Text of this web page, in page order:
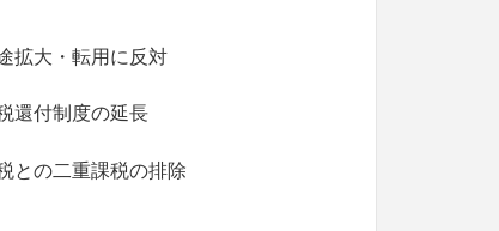
拡大・転用に反対
還付制度の延長
との二重課税の排除